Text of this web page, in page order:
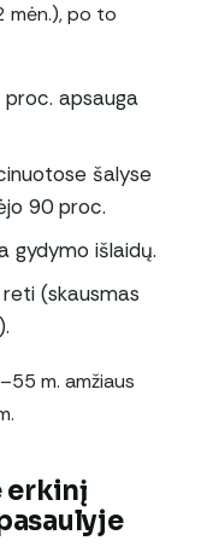
mėn.), po to
apsauga
šalyse
90 proc.
gydymo išlaidų.
(skausmas
m. amžiaus
erkinį